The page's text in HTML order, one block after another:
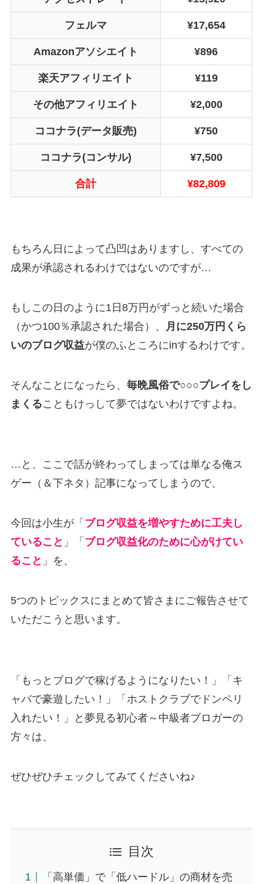
フェルマ ¥17,654
Amazonアソシエイト ¥896
楽天アフィリエイト ¥119
その他アフィリエイト ¥2,000
ココナラ(データ販売) ¥750
ココナラ(コンサル) ¥7,500
合計 ¥82,809
もちろん日によって凸凹はありますし、すべての
成果が承認されるわけではないのですが…
もしこの日のように1日8万円がずっと続いた場合
（かつ100％承認された場合）、
月に250万円くら
いのブログ収益が僕のふところにinするわけです。
そんなことになったら、 毎晩風俗で○○○プレイをし
まくることもけっして夢ではないわけですよね。
…と、ここで話が終わってしまっては単なる俺ス
ゲー（＆下ネタ）記事になってしまうので、
今回は小生が「 ブログ収益を増やすために工夫し
ていること 」「 ブログ収益化のために心がけてい
ること 」を、
5つのトピックスにまとめて皆さまにご報告させて
いただこうと思います。
「もっとブログで稼げるようになりたい！」「キ
ャバで豪遊したい！」「ホストクラブでドンペリ
入れたい！」と夢見る初心者～中級者ブロガーの
方々は、
ぜひぜひチェックしてみてくださいね♪
目次
「高単価」で「低ハードル」の商材を売